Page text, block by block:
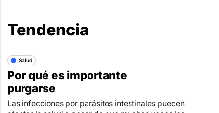
Tendencia
Salud
Por qué es importante
purgarse
Las infecciones por parásitos intestinales pueden